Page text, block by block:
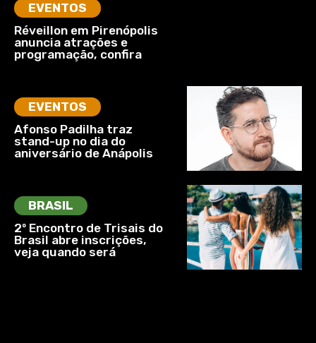
EVENTOS
Réveillon em Pirenópolis
anuncia atrações e
programação, confira
EVENTOS
Afonso Padilha traz
stand-up no dia do
aniversário de Anápolis
BRASIL
2º Encontro de Trisais do
Brasil abre inscrições,
veja quando será